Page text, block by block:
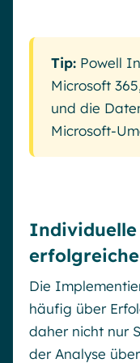
Tip: Powell
Microsoft
und die
Microsoft-
Die
häufig über
daher nicht nur
der Analyse